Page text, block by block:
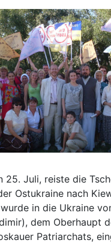
25. Juli, reiste die
Ostukraine nach
in die Ukraine
dem Oberhaupt
Patriarchats,